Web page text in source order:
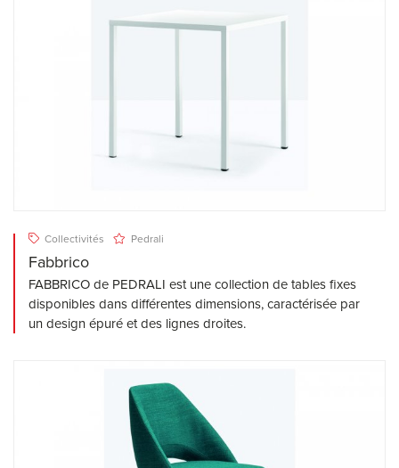
Collectivités Pedrali
Fabbrico
FABBRICO de PEDRALI est une collection de tables fixes
disponibles dans différentes dimensions, caractérisée par
un design épuré et des lignes droites.